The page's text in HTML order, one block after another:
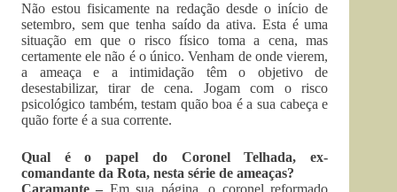
Não estou fisicamente na redação desde o início de
setembro, sem que tenha saído da ativa. Esta é uma
situação em que o risco físico toma a cena, mas
certamente ele não é o único. Venham de onde vierem,
a ameaça e a intimidação têm o objetivo de
desestabilizar, tirar de cena. Jogam com o risco
psicológico também, testam quão boa é a sua cabeça e
quão forte é a sua corrente.
Qual é o papel do Coronel Telhada, ex-
comandante da Rota, nesta série de ameaças?
Caramante – Em sua página, o coronel reformado